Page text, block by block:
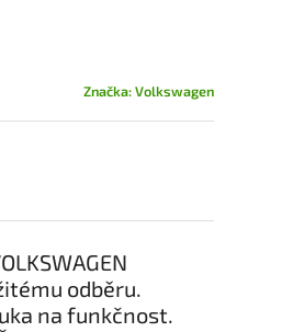
Značka:Volkswagen
odběru.
na funkčnost.